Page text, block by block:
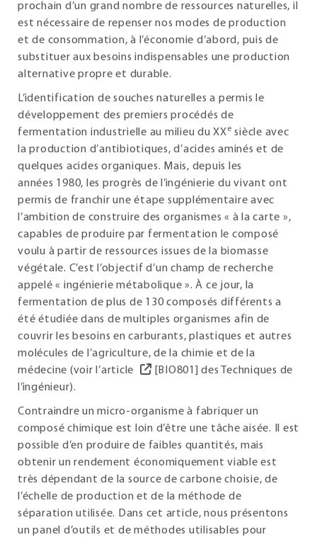
prochain d’un grand nombre de ressources naturelles, il
est nécessaire de repenser nos modes de production
et de consommation, à l’économie d’abord, puis de
substituer aux besoins indispensables une production
alternative propre et durable.
L’identification de souches naturelles a permis le
développement des premiers procédés de
fermentation industrielle au milieu du XXe siècle avec
la production d’antibiotiques, d’acides aminés et de
quelques acides organiques. Mais, depuis les
années 1980, les progrès de l’ingénierie du vivant ont
permis de franchir une étape supplémentaire avec
l’ambition de construire des organismes « à la carte »,
capables de produire par fermentation le composé
voulu à partir de ressources issues de la biomasse
végétale. C’est l’objectif d’un champ de recherche
appelé « ingénierie métabolique ». À ce jour, la
fermentation de plus de 130 composés différents a
été étudiée dans de multiples organismes afin de
couvrir les besoins en carburants, plastiques et autres
molécules de l’agriculture, de la chimie et de la
médecine (voir l’article
[BIO801] des Techniques de
l’ingénieur).
Contraindre un micro-organisme à fabriquer un
composé chimique est loin d’être une tâche aisée. Il est
possible d’en produire de faibles quantités, mais
obtenir un rendement économiquement viable est
très dépendant de la source de carbone choisie, de
l’échelle de production et de la méthode de
séparation utilisée. Dans cet article, nous présentons
un panel d’outils et de méthodes utilisables pour